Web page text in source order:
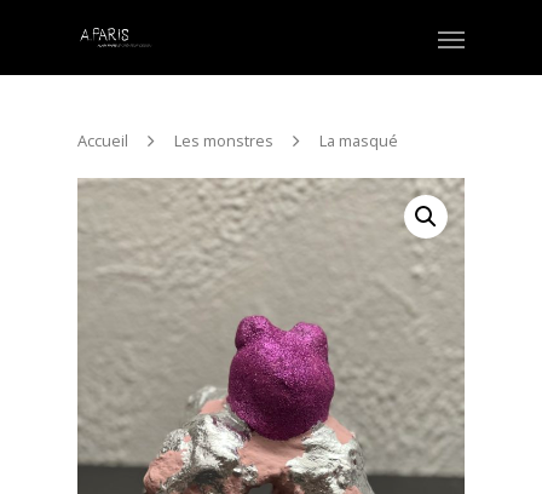
Accueil Les monstres La masqué